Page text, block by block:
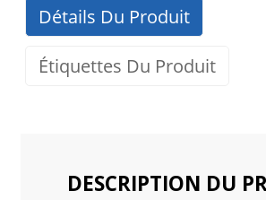
Détails Du Produit
Étiquettes Du Produit
DESCRIPTION DU